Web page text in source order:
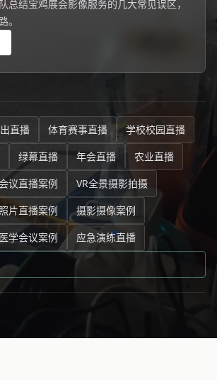
总结宝鸡展会影像服务的几大常见误区，
。
直播 体育赛事直播
学校校园直播
绿幕直播 年会直播
农业直播
议直播案例
VR全景摄影拍摄
照片直播案例
摄影摄像案例
医学会议案例
应急演练直播